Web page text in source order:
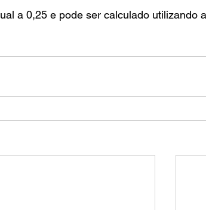
a 0,25 e pode ser calculado utilizando